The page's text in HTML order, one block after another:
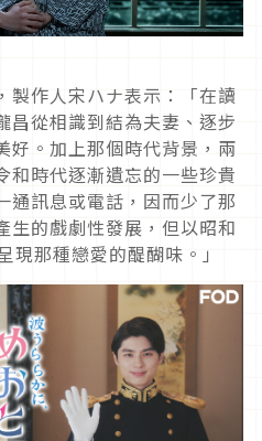
製作人宋ハナ表示：「在讀
昌從相識到結為夫妻、逐步
好。加上那個時代背景，兩
和時代逐漸遺忘的一些珍貴
通訊息或電話，因而少了那
生的戲劇性發展，但以昭和
現那種戀愛的醍醐味。」